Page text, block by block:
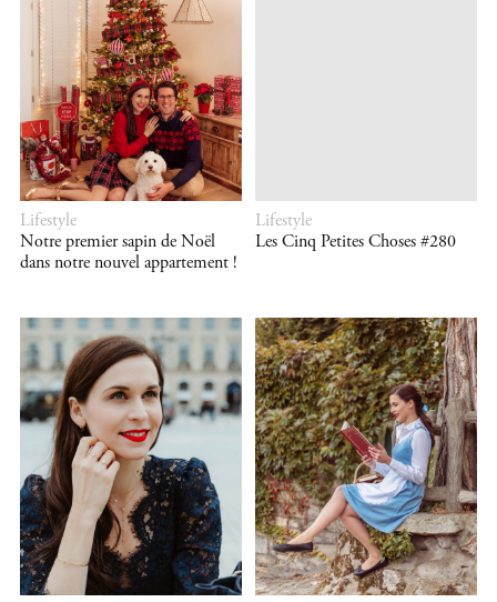
Lifestyle
Notre premier sapin de Noël
dans notre nouvel appartement !
Lifestyle
Les Cinq Petites Choses #280